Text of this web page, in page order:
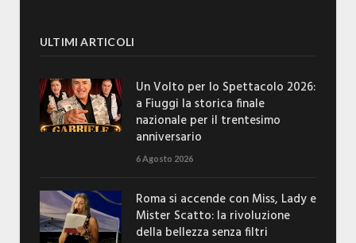
ULTIMI ARTICOLI
Un Volto per lo Spettacolo 2026:
a Fiuggi la storica finale
nazionale per il trentesimo
anniversario
6 Agosto 2026
Roma si accende con Miss, Lady e
Mister Scatto: la rivoluzione
della bellezza senza filtri